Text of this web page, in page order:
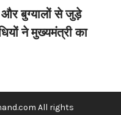
बुग्यालों से जुड़े
ने मुख्यमंत्री का
All rights